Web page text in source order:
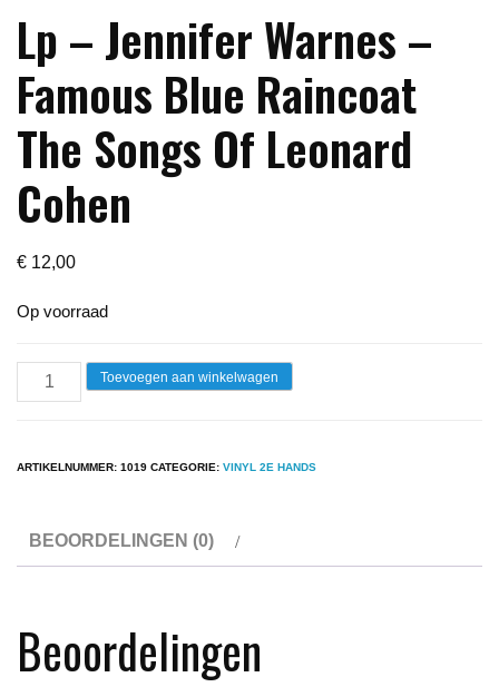
Lp – Jennifer Warnes –
Famous Blue Raincoat
The Songs Of Leonard
Cohen
€ 12,00
Op voorraad
-
Warnes
Famous
Blue
Songs
Toevoegen aan winkelwagen
ARTIKELNUMMER: 1019 CATEGORIE: VINYL 2E HANDS
BEOORDELINGEN (0)
Beoordelingen